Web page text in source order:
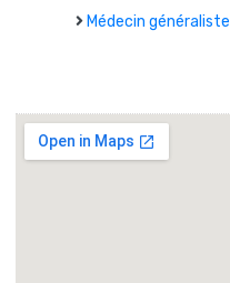
Médecin généraliste